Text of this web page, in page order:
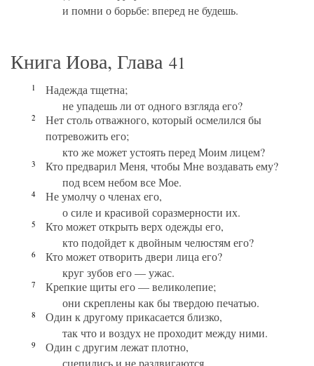
и помни о борьбе: вперед не будешь.
Книга Иова, Глава 41
1
Надежда тщетна;
не упадешь ли от одного взгляда его?
2
Нет столь отважного, который осмелился бы
потревожить его;
кто же может устоять перед Моим лицем?
3
Кто предварил Меня, чтобы Мне воздавать ему?
под всем небом все Мое.
4
Не умолчу о членах его,
о силе и красивой соразмерности их.
5
Кто может открыть верх одежды его,
кто подойдет к двойным челюстям его?
6
Кто может отворить двери лица его?
круг зубов его — ужас.
7
Крепкие щиты его — великолепие;
они скреплены как бы твердою печатью.
8
Один к другому прикасается близко,
так что и воздух не проходит между ними.
9
Один с другим лежат плотно,
сцепились и не раздвигаются.